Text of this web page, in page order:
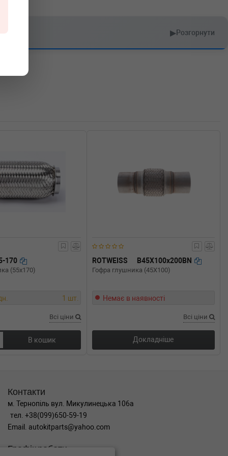
▶Розгорнути
170
(55x170)
1 шт.
Всі ціни
В кошик
ROTWEISS B45X100x200BN
Гофра глушника (45X100)
Немає в наявності
Всі ціни
Докладніше
Контакти
м. Тернопіль вул. Микулинецька 106а
тел. +38(099)650-59-19
Email. autokitparts@yahoo.com
Графік роботи